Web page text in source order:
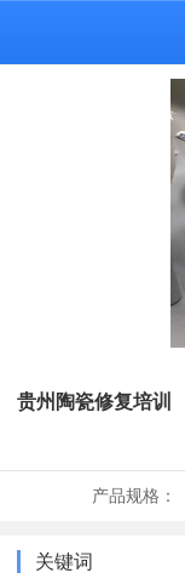
贵州陶瓷修复培训
产品规格：
关键词